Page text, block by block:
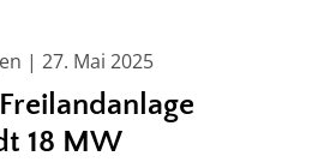
| 27. Mai 2025
18 MW